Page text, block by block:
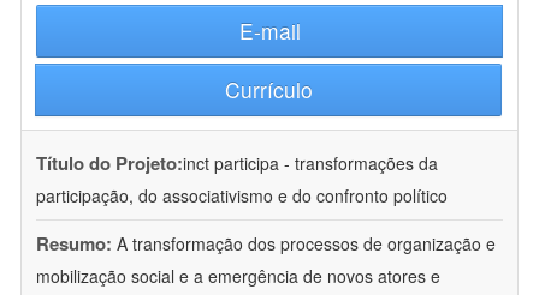
E-mail
Currículo
Título do Projeto:inct participa - transformações da
participação, do associativismo e do confronto político
Resumo: A transformação dos processos de organização e
mobilização social e a emergência de novos atores e